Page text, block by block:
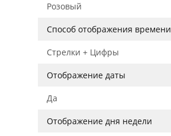
Розовый
Способ отображения времени
Стрелки + Цифры
Отображение даты
Да
Отображение дня недели